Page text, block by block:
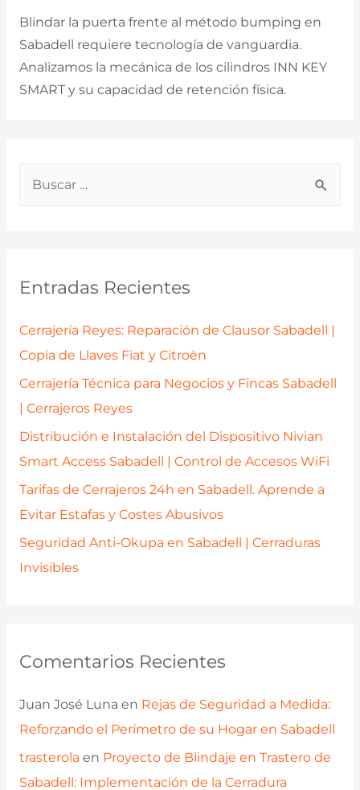
p
o
:
Entradas Recientes
Cerrajería Reyes: Reparación de Clausor Sabadell |
Copia de Llaves Fiat y Citroën
Cerrajería Técnica para Negocios y Fincas Sabadell
| Cerrajeros Reyes
Distribución e Instalación del Dispositivo Nivian
Smart Access Sabadell | Control de Accesos WiFi
Tarifas de Cerrajeros 24h en Sabadell. Aprende a
Evitar Estafas y Costes Abusivos
Seguridad Anti-Okupa en Sabadell | Cerraduras
Invisibles
Comentarios Recientes
Juan José Luna en Rejas de Seguridad a Medida:
Reforzando el Perímetro de su Hogar en Sabadell
trasterola en Proyecto de Blindaje en Trastero de
Sabadell: Implementación de la Cerradura
Blindar la puerta frente al método bumping en
Sabadell requiere tecnología de vanguardia.
Analizamos la mecánica de los cilindros INN KEY
SMART y su capacidad de retención física.